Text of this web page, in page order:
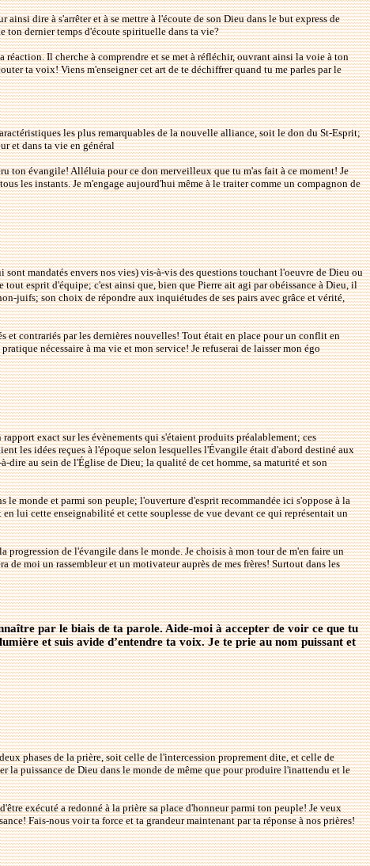
dire à s'arrêter et à se mettre à l'écoute de son Dieu dans le but express de
ton dernier temps d'écoute spirituelle dans ta vie?
Il cherche à comprendre et se met à réfléchir, ouvrant ainsi la voie à ton
ta voix! Viens m'enseigner cet art de te déchiffrer quand tu me parles par le
les plus remarquables de la nouvelle alliance, soit le don du St-Esprit;
et dans ta vie en général
ton évangile! Alléluia pour ce don merveilleux que tu m'as fait à ce moment! Je
les instants. Je m'engage aujourd'hui même à le traiter comme un compagnon de
mandatés envers nos vies) vis-à-vis des questions touchant l'oeuvre de Dieu ou
esprit d'équipe; c'est ainsi que, bien que Pierre ait agi par obéissance à Dieu, il
juifs; son choix de répondre aux inquiétudes de ses pairs avec grâce et vérité,
contrariés par les dernières nouvelles! Tout était en place pour un conflit en
nécessaire à ma vie et mon service! Je refuserai de laisser mon égo
exact sur les évènements qui s'étaient produits préalablement; ces
les idées reçues à l'époque selon lesquelles l'Évangile était d'abord destiné aux
dire au sein de l'Église de Dieu; la qualité de cet homme, sa maturité et son
monde et parmi son peuple; l'ouverture d'esprit recommandée ici s'oppose à la
lui cette enseignabilité et cette souplesse de vue devant ce qui représentait un
de l'évangile dans le monde. Je choisis à mon tour de m'en faire un
moi un rassembleur et un motivateur auprès de mes frères! Surtout dans les
par le biais de ta parole. Aide-moi à accepter de voir ce que tu
et suis avide d’entendre ta voix. Je te prie au nom puissant et
phases de la prière, soit celle de l'intercession proprement dite, et celle de
puissance de Dieu dans le monde de même que pour produire l'inattendu et le
exécuté a redonné à la prière sa place d'honneur parmi ton peuple! Je veux
Fais-nous voir ta force et ta grandeur maintenant par ta réponse à nos prières!